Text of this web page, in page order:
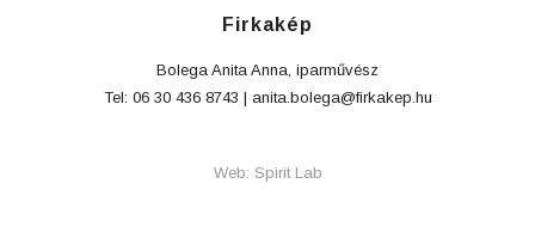
Firkakép
Bolega Anita Anna, iparművész
Tel: 06 30 436 8743 | anita.bolega@firkakep.hu
Web: Spirit Lab